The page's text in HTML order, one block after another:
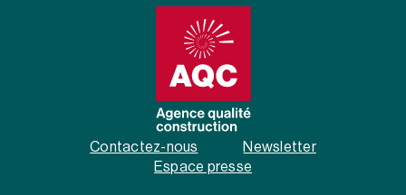
Contactez-nous
Newsletter
Espace presse